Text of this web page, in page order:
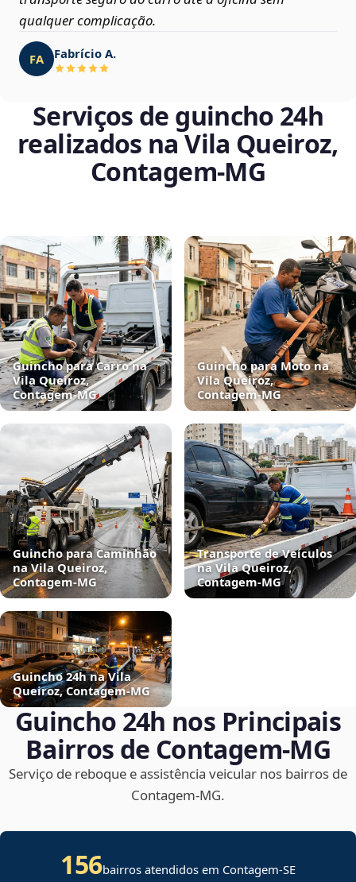
qualquer complicação.
FA Fabrício A.
Serviços de guincho 24h
realizados na Vila Queiroz,
Contagem‑MG
Guincho para Carro na
Vila Queiroz,
Contagem‑MG
Guincho para Moto na
Vila Queiroz,
Contagem‑MG
Guincho para Caminhão
na Vila Queiroz,
Contagem‑MG
Transporte de Veículos
na Vila Queiroz,
Contagem‑MG
Guincho 24h na Vila
Queiroz, Contagem‑MG
Guincho 24h nos Principais
Bairros de Contagem‑MG
Serviço de reboque e assistência veicular nos bairros de
Contagem‑MG.
156bairros atendidos em Contagem-SE